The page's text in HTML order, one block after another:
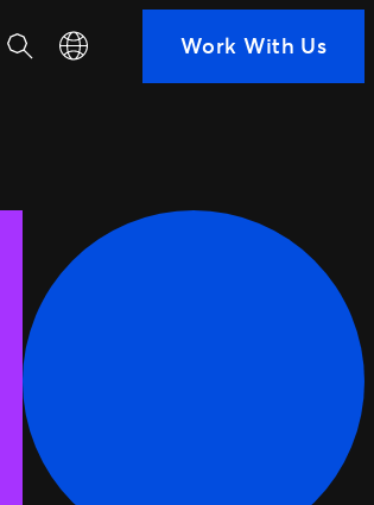
ΑναζήτησηSelect your language
Work With Us